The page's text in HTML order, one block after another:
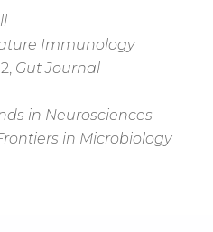
Immunology
Gut Journal
in Neurosciences
in Microbiology